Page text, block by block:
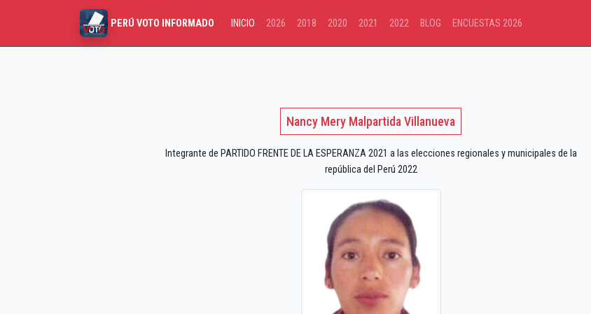
PERÚ VOTO INFORMADO INICIO 2026 2018 2020 2021 2022 BLOG ENCUESTAS 2026
Nancy Mery Malpartida Villanueva
Integrante de PARTIDO FRENTE DE LA ESPERANZA 2021 a las elecciones regionales y municipales de la
república del Perú 2022